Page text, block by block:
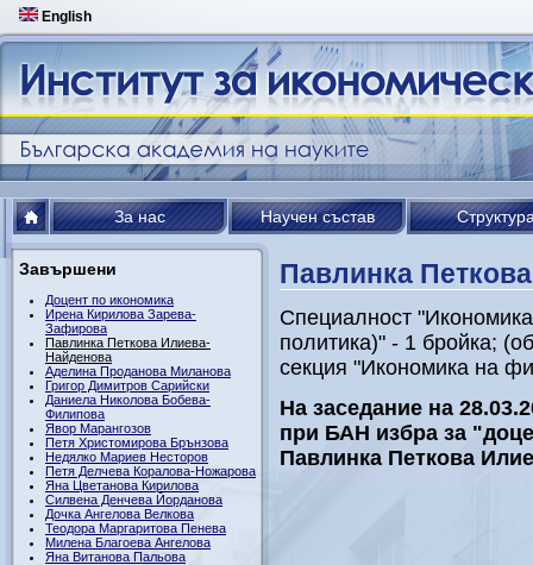
English
За нас Научен състав
Завършени
Доцент по икономика
Ирена Кирилова Зарева-
Зафирова
Павлинка Петкова Илиева-
Найденова
Аделина Проданова Миланова
Григор Димитров Сарийски
Даниела Николова Бобева-
Филипова
Явор Марангозов
Петя Христомирова Брънзова
Недялко Мариев Несторов
Петя Делчева Коралова-Ножарова
Яна Цветанова Кирилова
Силвена Денчева Йорданова
Дочка Ангелова Велкова
Теодора Маргаритова Пенева
Милена Благоева Ангелова
Яна Витанова Пальова
Павлинка
Специалност
политика)" - 1 бройка;
секция "Икономика на
На заседание на
при БАН избра за
Павлинка Петкова